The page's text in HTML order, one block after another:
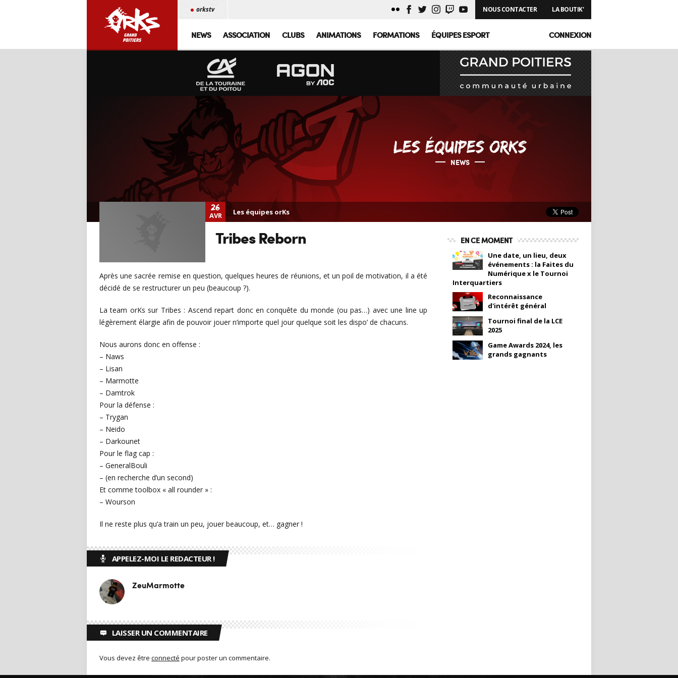
LA BOUTIK'
NOUS CONTACTER
orkstv
NEWS ASSOCIATION CLUBS ANIMATIONS FORMATIONS ÉQUIPES ESPORT CONNEXION
LES ÉQUIPES ORKS
NEWS
26
AVR Les équipes orKs
Tribes Reborn
Après une sacrée remise en question, quelques heures de réunions, et un poil de motivation, il a été
décidé de se restructurer un peu (beaucoup ?).
La team orKs sur Tribes : Ascend repart donc en conquête du monde (ou pas…) avec une line up
légèrement élargie afin de pouvoir jouer n’importe quel jour quelque soit les dispo’ de chacuns.
Nous aurons donc en offense :
– Naws
– Lisan
– Marmotte
– Damtrok
Pour la défense :
– Trygan
– Neido
– Darkounet
Pour le flag cap :
– GeneralBouli
– (en recherche d’un second)
Et comme toolbox « all rounder » :
– Wourson
Il ne reste plus qu’a train un peu, jouer beaucoup, et… gagner !
APPELEZ-MOI LE REDACTEUR !
ZeuMarmotte
LAISSER UN COMMENTAIRE
Vous devez être connecté pour poster un commentaire.
EN CE MOMENT
Une date, un lieu, deux
événements : la Faites du
Numérique x le Tournoi
Interquartiers
Reconnaissance
d'intérêt général
Tournoi final de la LCE
2025
Game Awards 2024, les
grands gagnants